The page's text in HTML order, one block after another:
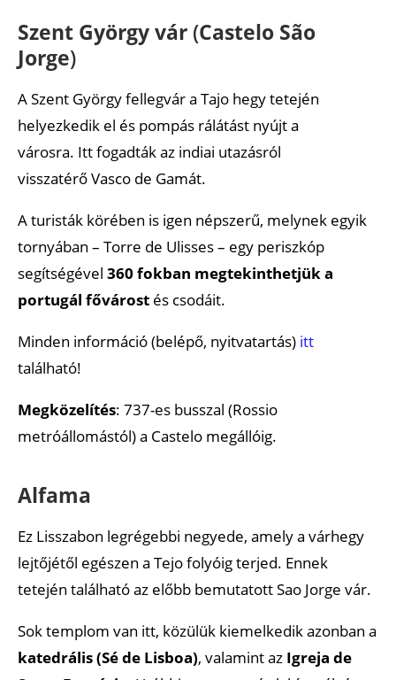
Szent György vár (Castelo São
Jorge)
A Szent György fellegvár a Tajo hegy tetején
helyezkedik el és pompás rálátást nyújt a
városra. Itt fogadták az indiai utazásról
visszatérő Vasco de Gamát.
A turisták körében is igen népszerű, melynek egyik
tornyában – Torre de Ulisses – egy periszkóp
segítségével 360 fokban megtekinthetjük a
portugál fővárost és csodáit.
Minden információ (belépő, nyitvatartás) itt
található!
Megközelítés: 737-es busszal (Rossio
metróállomástól) a Castelo megállóig.
Alfama
Ez Lisszabon legrégebbi negyede, amely a várhegy
lejtőjétől egészen a Tejo folyóig terjed. Ennek
tetején található az előbb bemutatott Sao Jorge vár.
Sok templom van itt, közülük kiemelkedik azonban a
katedrális (Sé de Lisboa), valamint az Igreja de